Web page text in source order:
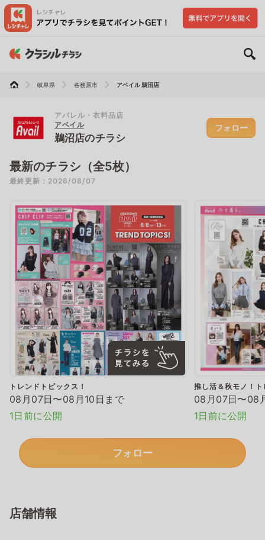
岐阜県 各務原市 アベイル 鵜沼店
アパレル・衣料品店
アベイル
鵜沼店のチラシ
フォロー
最新のチラシ（全5枚）
最終更新：2026/08/07
トレンドトピックス！
08月07日〜08月10日まで
1日前に公開
推し活＆秋モノ！
08月07日〜08
1日前に公開
フォロー
店舗情報